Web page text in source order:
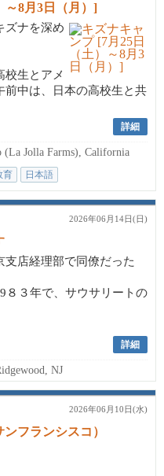
～8月3日（月）]
ズナを深め
校生とアメ
前中は、日本の高校生と共
詳細
(La Jolla Farms), California
育 日本語
2026年06月14日(日)
店経理部で同僚だった
８３年で、サウサリートの
詳細
NJ
2026年06月10日(水)
フランシスコ）